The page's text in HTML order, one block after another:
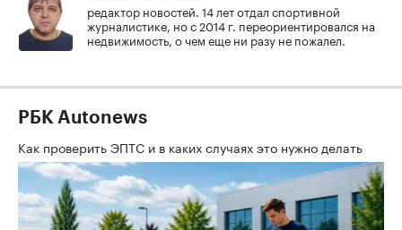
редактор новостей. 14 лет отдал спортивной
журналистике, но с 2014 г. переориентировался на
недвижимость, о чем еще ни разу не пожалел.
РБК Autonews
Как проверить ЭПТС и в каких случаях это нужно делать